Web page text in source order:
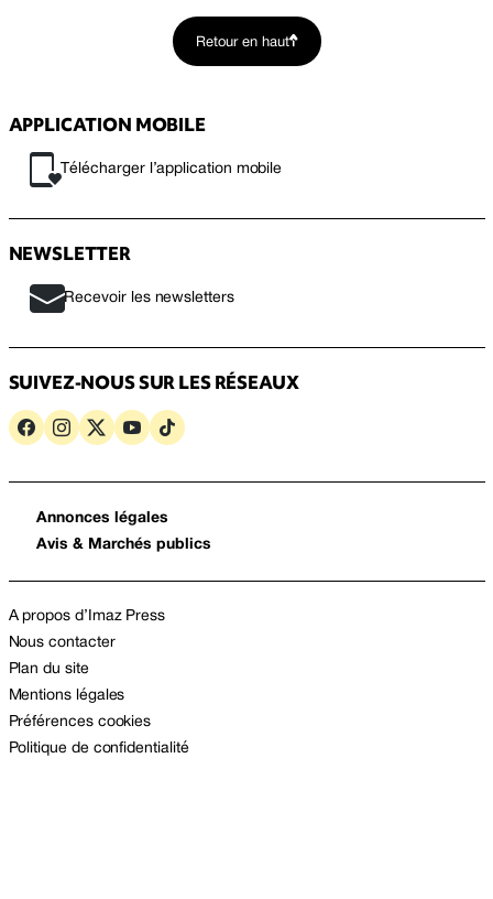
Retour en haut
APPLICATION MOBILE
Télécharger l’application mobile
NEWSLETTER
Recevoir les newsletters
SUIVEZ-NOUS SUR LES RÉSEAUX
Annonces légales
Avis & Marchés publics
A propos d’Imaz Press
Nous contacter
Plan du site
Mentions légales
Préférences cookies
Politique de confidentialité